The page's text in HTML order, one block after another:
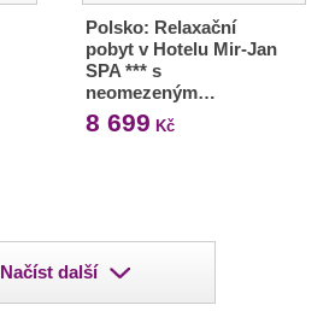
Polsko: Relaxační
pobyt v Hotelu Mir-Jan
SPA *** s
neomezeným…
8 699 Kč
Načíst další